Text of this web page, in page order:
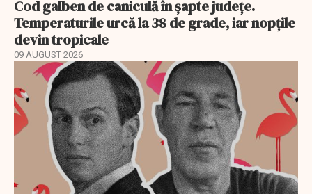
Cod galben de caniculă în șapte județe.
Temperaturile urcă la 38 de grade, iar nopțile
devin tropicale
09 AUGUST 2026